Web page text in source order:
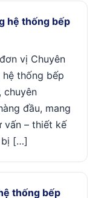
hệ thống bếp
vị Chuyên
thống bếp
chuyên
đầu, mang
vấn – thiết kế
bị […]
thống bếp